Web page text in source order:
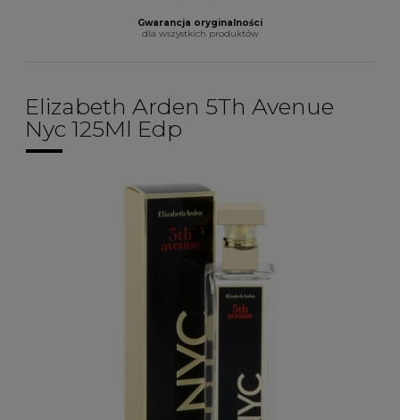
Gwarancja oryginalności
dla wszystkich produktów
Elizabeth Arden 5Th Avenue
Nyc 125Ml Edp